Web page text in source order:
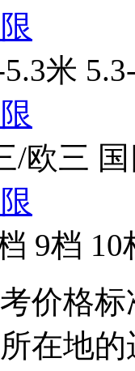
米
/欧三
9档 10
价格
在地